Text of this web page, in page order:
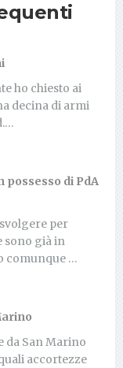
ho chiesto ai
decina di armi
possesso di PdA
per
sono già in
comunque …
da San Marino
accortezze